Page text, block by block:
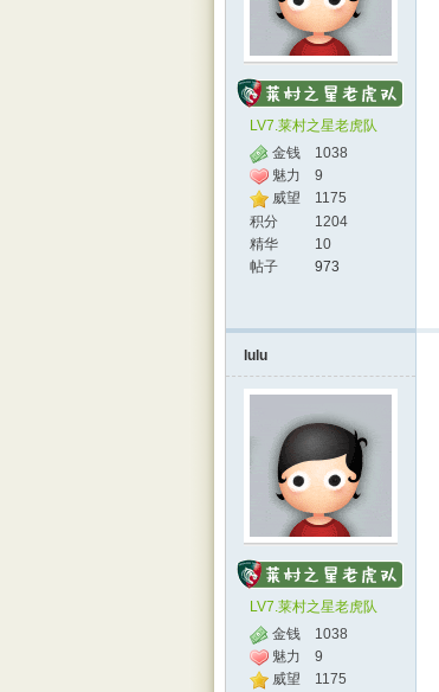
LV7.莱村之星老虎队
金钱
1038
魅力
9
威望
1175
积分
1204
精华
10
帖子
973
lulu
LV7.莱村之星老虎队
金钱
1038
魅力
9
威望
1175